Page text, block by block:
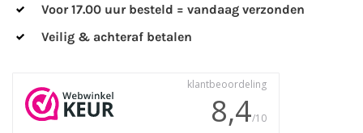
Voor 17.00 uur besteld = vandaag verzonden
Veilig & achteraf betalen